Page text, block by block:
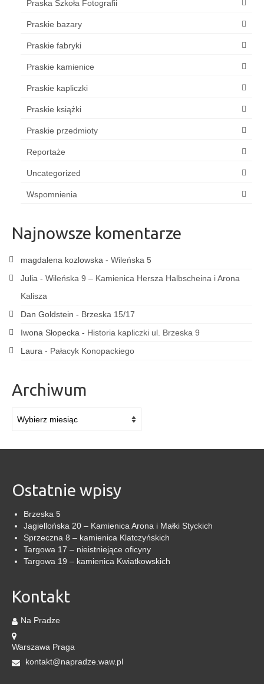
Praska Szkoła Fotografii
Praskie bazary
Praskie fabryki
Praskie kamienice
Praskie kapliczki
Praskie książki
Praskie przedmioty
Reportaże
Uncategorized
Wspomnienia
Najnowsze komentarze
magdalena kozlowska - Wileńska 5
Julia - Wileńska 9 – Kamienica Hersza Halbscheina i Arona
Kalisza
Dan Goldstein - Brzeska 15/17
Iwona Słopecka - Historia kapliczki ul. Brzeska 9
Laura - Pałacyk Konopackiego
Archiwum
Ostatnie wpisy
Brzeska 5
Jagiellońska 20 – Kamienica Arona i Małki Styckich
Sprzeczna 8 – kamienica Klatczyńskich
Targowa 17 – nieistniejące oficyny
Targowa 19 – kamienica Kwiatkowskich
Kontakt
Na Pradze
Warszawa Praga
kontakt@napradze.waw.pl